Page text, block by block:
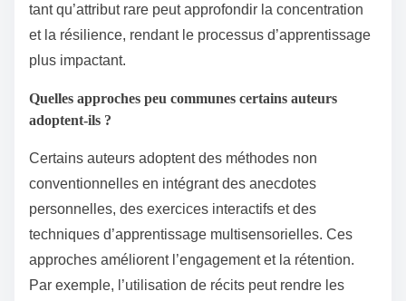
tant qu’attribut rare peut approfondir la concentration
et la résilience, rendant le processus d’apprentissage
plus impactant.
Quelles approches peu communes certains auteurs
adoptent-ils ?
Certains auteurs adoptent des méthodes non
conventionnelles en intégrant des anecdotes
personnelles, des exercices interactifs et des
techniques d’apprentissage multisensorielles. Ces
approches améliorent l’engagement et la rétention.
Par exemple, l’utilisation de récits peut rendre les